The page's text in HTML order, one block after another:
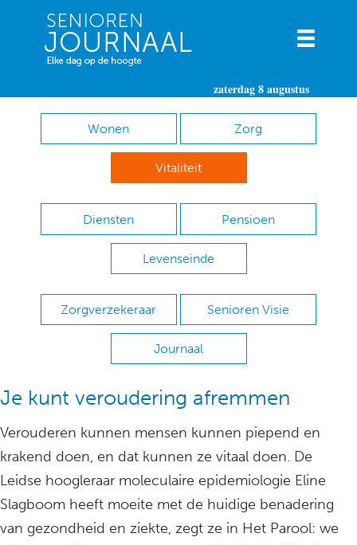
zaterdag 8 augustus
Wonen Zorg
Vitaliteit
Diensten Pensioen
Levenseinde
Zorgverzekeraar Senioren Visie
Journaal
Je kunt veroudering afremmen
Verouderen kunnen mensen kunnen piepend en
krakend doen, en dat kunnen ze vitaal doen. De
Leidse hoogleraar moleculaire epidemiologie Eline
Slagboom heeft moeite met de huidige benadering
van gezondheid en ziekte, zegt ze in Het Parool: we